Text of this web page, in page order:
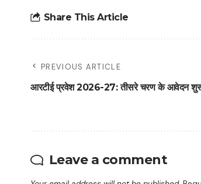
Share This Article
PREVIOUS ARTICLE
आरटीई प्रवेश 2026-27: तीसरे चरण के आवेदन
Leave a comment